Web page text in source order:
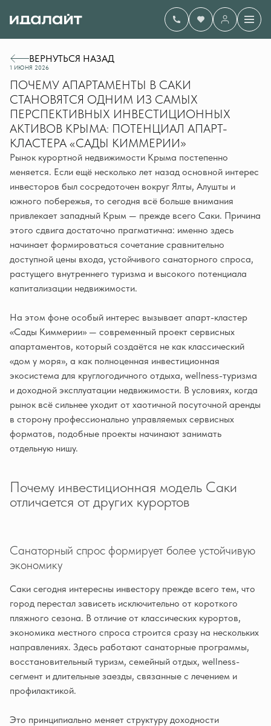
ВЕРНУТЬСЯ НАЗАД
1 ИЮНЯ 2026
ПОЧЕМУ АПАРТАМЕНТЫ В САКИ
СТАНОВЯТСЯ ОДНИМ ИЗ САМЫХ
ПЕРСПЕКТИВНЫХ ИНВЕСТИЦИОННЫХ
АКТИВОВ КРЫМА: ПОТЕНЦИАЛ АПАРТ-
КЛАСТЕРА «САДЫ КИММЕРИИ»
Рынок курортной недвижимости Крыма постепенно
меняется. Если ещё несколько лет назад основной интерес
инвесторов был сосредоточен вокруг Ялты, Алушты и
южного побережья, то сегодня всё больше внимания
привлекает западный Крым — прежде всего Саки. Причина
этого сдвига достаточно прагматична: именно здесь
начинает формироваться сочетание сравнительно
доступной цены входа, устойчивого санаторного спроса,
растущего внутреннего туризма и высокого потенциала
капитализации недвижимости.
На этом фоне особый интерес вызывает апарт-кластер
«Сады Киммерии» — современный проект сервисных
апартаментов, который создаётся не как классический
«дом у моря», а как полноценная инвестиционная
экосистема для круглогодичного отдыха, wellness-туризма
и доходной эксплуатации недвижимости. В условиях, когда
рынок всё сильнее уходит от хаотичной посуточной аренды
в сторону профессионально управляемых сервисных
форматов, подобные проекты начинают занимать
отдельную нишу.
Почему инвестиционная модель Саки
отличается от других курортов
Санаторный спрос формирует более устойчивую
экономику
Саки сегодня интересны инвестору прежде всего тем, что
город перестал зависеть исключительно от короткого
пляжного сезона. В отличие от классических курортов,
экономика местного спроса строится сразу на нескольких
направлениях. Здесь работают санаторные программы,
восстановительный туризм, семейный отдых, wellness-
сегмент и длительные заезды, связанные с лечением и
профилактикой.
Это принципиально меняет структуру доходности